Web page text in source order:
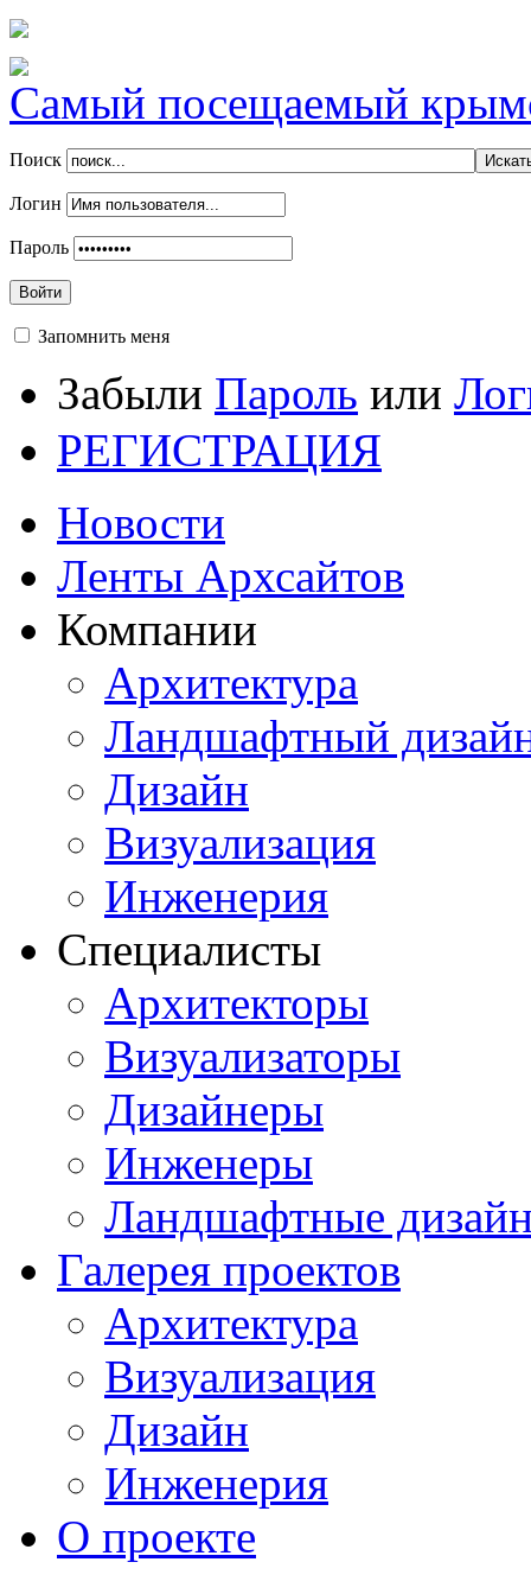
Самый посещаемый
Поиск
Логин
Пароль
Войти
Запомнить меня
Забыли Пароль или
РЕГИСТРАЦИЯ
Новости
Ленты Архсайтов
Компании
Архитектура
Ландшафтный
Дизайн
Визуализация
Инженерия
Специалисты
Архитекторы
Визуализаторы
Дизайнеры
Инженеры
Ландшафтные
Галерея проектов
Архитектура
Визуализация
Дизайн
Инженерия
О проекте